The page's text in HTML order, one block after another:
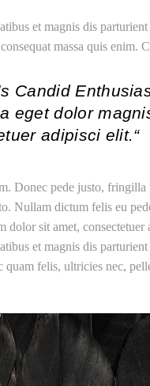
et magnis dis
massa quis enim.
Candid
eget dolor
adipisci elit.“
Donec pede justo,
Nullam dictum felis eu
dolor sit amet,
et magnis dis
felis, ultricies nec,